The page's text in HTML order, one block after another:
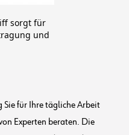
sorgt für
und
Sie für Ihre tägliche Arbeit
Experten beraten. Die